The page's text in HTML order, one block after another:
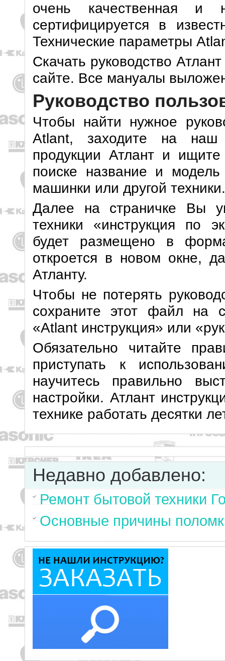
очень качественная и
сертифицируется в
Технические параметры
Скачать руководство
сайте. Все мануалы
Руководство
Чтобы найти нужное
Atlant, заходите на наш
продукции Атлант и
поиске название и модель
машинки или другой техники.
Далее на страничке Вы
техники «инструкция по
будет размещено в
откроется в новом окне,
Атланту.
Чтобы не потерять
сохраните этот файл на
«Atlant инструкция» или
Обязательно читайте
приступать к
научитесь правильно
настройки. Атлант
технике работать десятки
Недавно добавлено:
Ремонт бытовой техники
Основные причины